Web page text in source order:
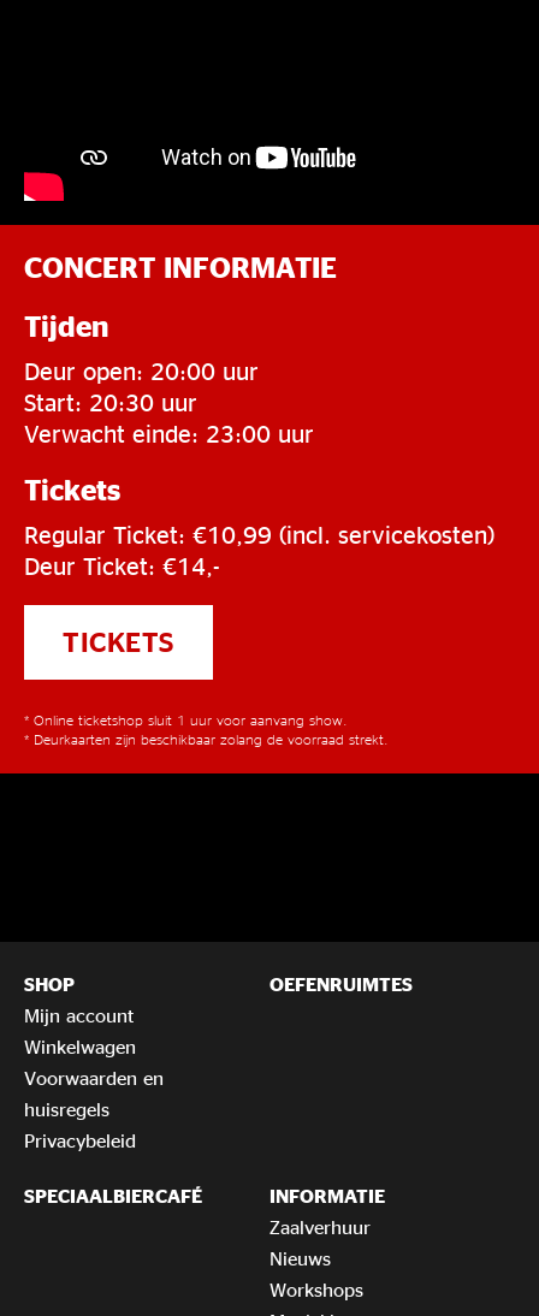
CONCERT INFORMATIE
Tijden
Deur open: 20:00 uur
Start: 20:30 uur
Verwacht einde: 23:00 uur
Tickets
Regular Ticket: €10,99 (incl. servicekosten)
Deur Ticket: €14,-
TICKETS
* Online ticketshop sluit 1 uur voor aanvang show.
* Deurkaarten zijn beschikbaar zolang de voorraad strekt.
SHOP
Mijn account
Winkelwagen
Voorwaarden en
huisregels
Privacybeleid
OEFENRUIMTES
SPECIAALBIERCAFÉ
INFORMATIE
Zaalverhuur
Nieuws
Workshops